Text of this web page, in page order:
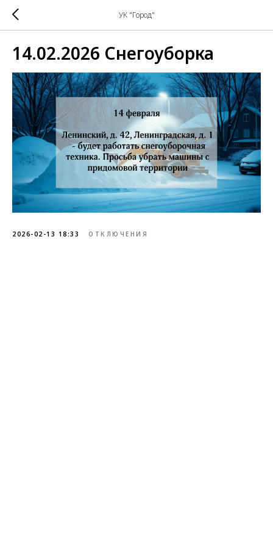
УК "Город"
14.02.2026 Снегоуборка
2026-02-13 18:33 ОТКЛЮЧЕНИЯ